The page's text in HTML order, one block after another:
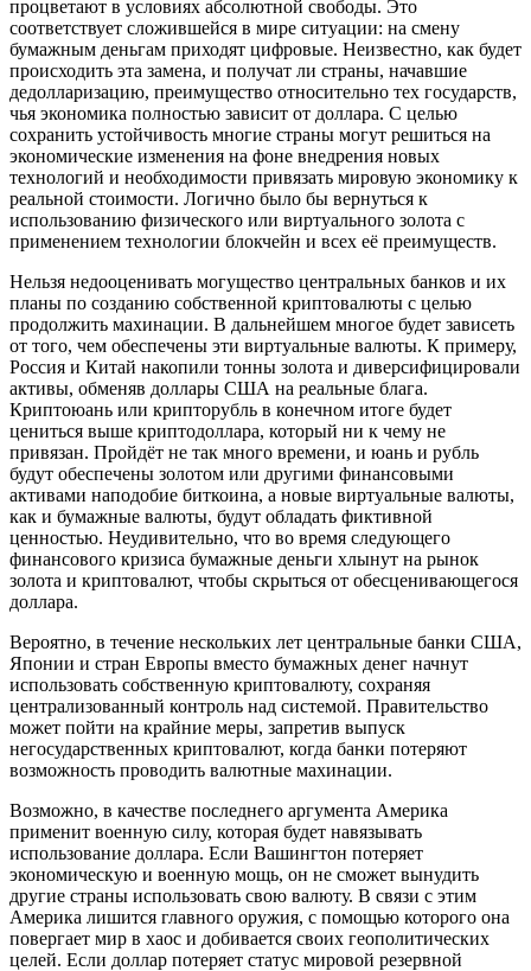
процветают в условиях абсолютной свободы. Это
соответствует сложившейся в мире ситуации: на смену
бумажным деньгам приходят цифровые. Неизвестно, как будет
происходить эта замена, и получат ли страны, начавшие
дедолларизацию, преимущество относительно тех государств,
чья экономика полностью зависит от доллара. С целью
сохранить устойчивость многие страны могут решиться на
экономические изменения на фоне внедрения новых
технологий и необходимости привязать мировую экономику к
реальной стоимости. Логично было бы вернуться к
использованию физического или виртуального золота с
применением технологии блокчейн и всех её преимуществ.
Нельзя недооценивать могущество центральных банков и их
планы по созданию собственной криптовалюты с целью
продолжить махинации. В дальнейшем многое будет зависеть
от того, чем обеспечены эти виртуальные валюты. К примеру,
Россия и Китай накопили тонны золота и диверсифицировали
активы, обменяв доллары США на реальные блага.
Криптоюань или крипторубль в конечном итоге будет
цениться выше криптодоллара, который ни к чему не
привязан. Пройдёт не так много времени, и юань и рубль
будут обеспечены золотом или другими финансовыми
активами наподобие биткоина, а новые виртуальные валюты,
как и бумажные валюты, будут обладать фиктивной
ценностью. Неудивительно, что во время следующего
финансового кризиса бумажные деньги хлынут на рынок
золота и криптовалют, чтобы скрыться от обесценивающегося
доллара.
Вероятно, в течение нескольких лет центральные банки США,
Японии и стран Европы вместо бумажных денег начнут
использовать собственную криптовалюту, сохраняя
централизованный контроль над системой. Правительство
может пойти на крайние меры, запретив выпуск
негосударственных криптовалют, когда банки потеряют
возможность проводить валютные махинации.
Возможно, в качестве последнего аргумента Америка
применит военную силу, которая будет навязывать
использование доллара. Если Вашингтон потеряет
экономическую и военную мощь, он не сможет вынудить
другие страны использовать свою валюту. В связи с этим
Америка лишится главного оружия, с помощью которого она
повергает мир в хаос и добивается своих геополитических
целей. Если доллар потеряет статус мировой резервной